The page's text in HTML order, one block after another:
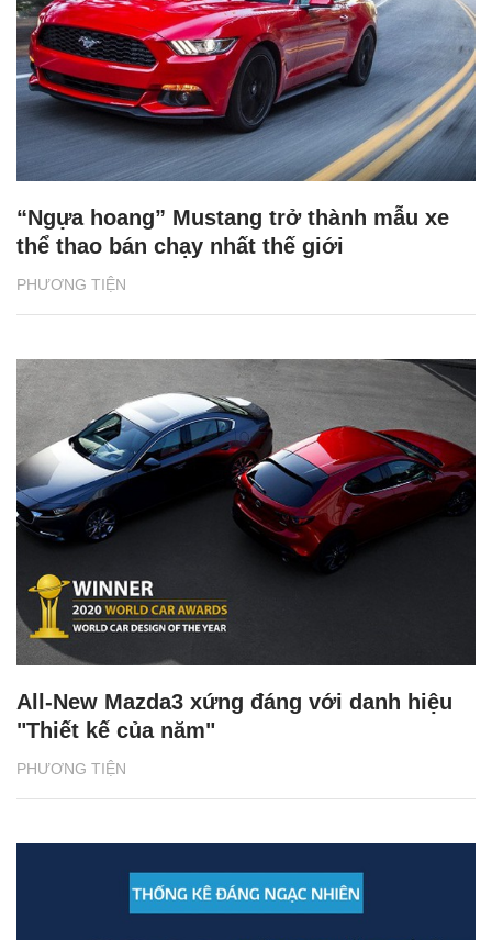
PHƯƠNG TIỆN
“Ngựa hoang” Mustang trở thành mẫu xe
thể thao bán chạy nhất thế giới
PHƯƠNG TIỆN
All-New Mazda3 xứng đáng với danh hiệu
"Thiết kế của năm"